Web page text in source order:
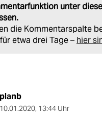
unter
die Kommentarspalte
etwa drei Tage – hier
planb
10.01.2020, 13:44 Uhr